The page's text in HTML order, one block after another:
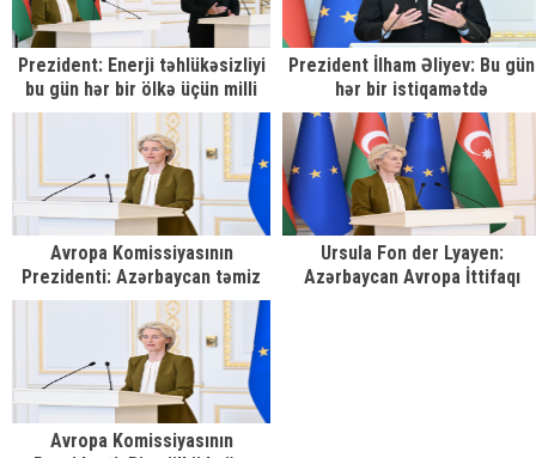
Prezident: Enerji təhlükəsizliyi
bu gün hər bir ölkə üçün milli
maraq məsələsidir
Prezident İlham Əliyev: Bu gün
hər bir istiqamətdə
Azərbaycanın ərazisindən
keçən yük həcmi artır
Avropa Komissiyasının
Prezidenti: Azərbaycan təmiz
enerji üçün də regionda qovşaq
rolunu oynaya bilər
Ursula Fon der Lyayen:
Azərbaycan Avropa İttifaqı
Avropa Komissiyasının